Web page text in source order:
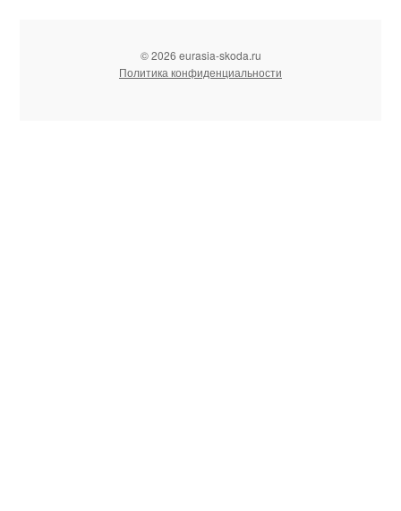
© 2026 eurasia-skoda.ru
Политика конфиденциальности